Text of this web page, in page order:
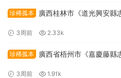
珍稀孤本
廣西桂林市《道光興安縣
3周前 2.33k
珍稀孤本
廣西省梧州市《嘉慶藤縣
3周前 1.91k